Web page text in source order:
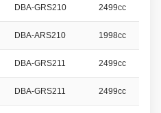
DBA-GRS210 2499cc
DBA-ARS210 1998cc
DBA-GRS211 2499cc
DBA-GRS211 2499cc